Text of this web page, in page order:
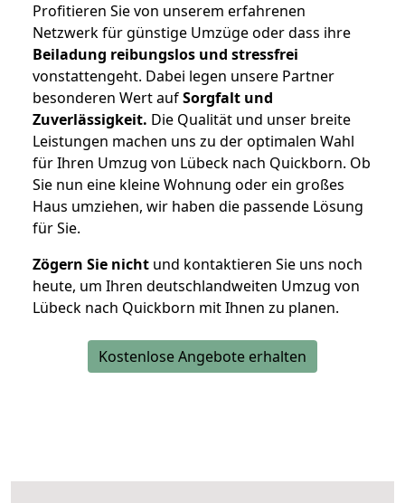
Profitieren Sie von unserem erfahrenen
Netzwerk für günstige Umzüge oder dass ihre
Beiladung reibungslos und stressfrei
vonstattengeht. Dabei legen unsere Partner
besonderen Wert aufSorgfalt und
Zuverlässigkeit. Die Qualität und unser breite
Leistungen machen uns zu der optimalen Wahl
für Ihren Umzug von Lübeck nach Quickborn. Ob
Sie nun eine kleine Wohnung oder ein großes
Haus umziehen, wir haben die passende Lösung
für Sie.
Zögern Sie nicht und kontaktieren Sie uns noch
heute, um Ihren deutschlandweiten Umzug von
Lübeck nach Quickborn mit Ihnen zu planen.
Kostenlose Angebote erhalten